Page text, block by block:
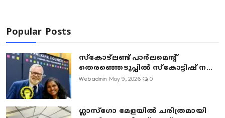
Popular Posts
സ്കോട്ലണ്ട് പാർലമെന്റ്
തെരഞ്ഞെടുപ്പിൽ സ്കോട്ടിഷ് ന...
Webadmin May 9, 2026 0
ഗ്ലാസ്‌ഗോ മേളയിൽ ചരിത്രമായി